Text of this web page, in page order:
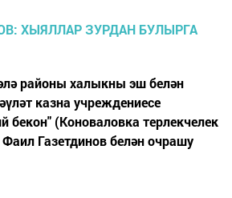
районы халыкны эш белән
казна учреждениесе
бекон" (Коноваловка терлекчелек
Газетдинов белән очрашу